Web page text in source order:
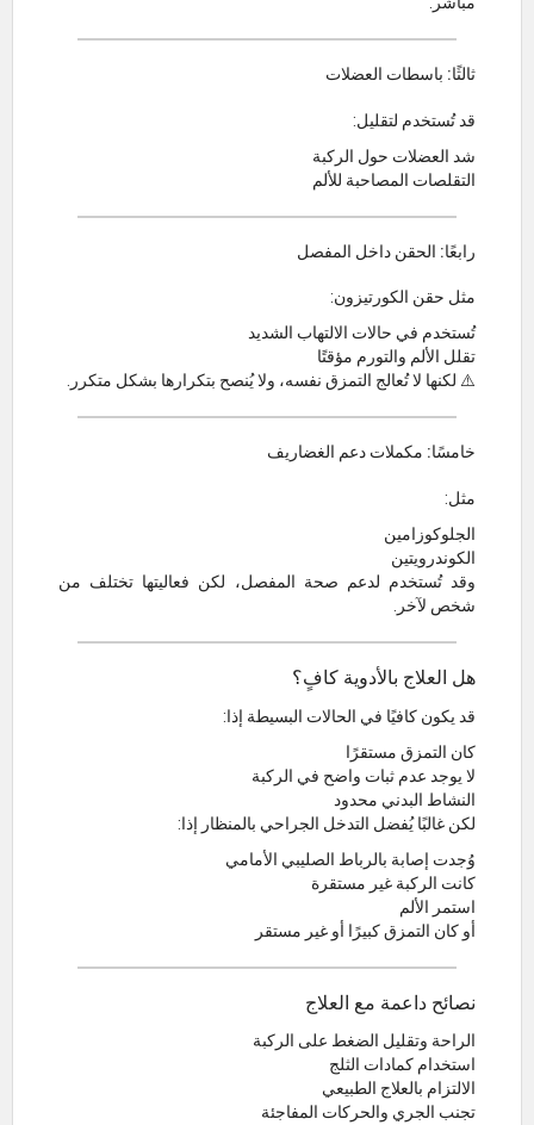
ثالثًا: باسطات العضلات
قد تُستخدم لتقليل:
شد العضلات حول الركبة
التقلصات المصاحبة للألم
رابعًا: الحقن داخل المفصل
مثل حقن الكورتيزون:
تُستخدم في حالات الالتهاب الشديد
تقلل الألم والتورم مؤقتًا
⚠️ لكنها لا تُعالج التمزق نفسه، ولا يُنصح بتكرارها بشكل متكرر.
خامسًا: مكملات دعم الغضاريف
مثل:
الجلوكوزامين
الكوندرويتين
وقد تُستخدم لدعم صحة المفصل، لكن فعاليتها تختلف من
شخص لآخر.
هل العلاج بالأدوية كافٍ؟
قد يكون كافيًا في الحالات البسيطة إذا:
كان التمزق مستقرًا
لا يوجد عدم ثبات واضح في الركبة
النشاط البدني محدود
لكن غالبًا يُفضل التدخل الجراحي بالمنظار إذا:
وُجدت إصابة بالرباط الصليبي الأمامي
كانت الركبة غير مستقرة
استمر الألم
أو كان التمزق كبيرًا أو غير مستقر
نصائح داعمة مع العلاج
الراحة وتقليل الضغط على الركبة
استخدام كمادات الثلج
الالتزام بالعلاج الطبيعي
تجنب الجري والحركات المفاجئة